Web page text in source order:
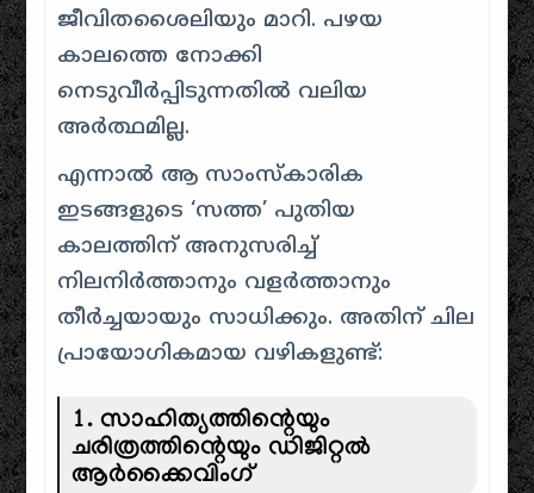
ജീവിതശൈലിയും മാറി. പഴയ
കാലത്തെ നോക്കി
നെടുവീർപ്പിടുന്നതിൽ വലിയ
അർത്ഥമില്ല.
എന്നാൽ ആ സാംസ്കാരിക
ഇടങ്ങളുടെ ‘സത്ത’ പുതിയ
കാലത്തിന് അനുസരിച്ച്
നിലനിർത്താനും വളർത്താനും
തീർച്ചയായും സാധിക്കും. അതിന് ചില
പ്രായോഗികമായ വഴികളുണ്ട്:
1. സാഹിത്യത്തിന്റെയും
ചരിത്രത്തിന്റെയും ഡിജിറ്റൽ
ആർക്കൈവിംഗ്